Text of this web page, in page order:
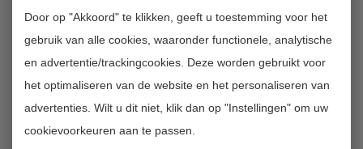
Door op "Akkoord" te klikken, geeft u toestemming voor het
gebruik van alle cookies, waaronder functionele, analytische
en advertentie/trackingcookies. Deze worden gebruikt voor
het optimaliseren van de website en het personaliseren van
advertenties. Wilt u dit niet, klik dan op "Instellingen" om uw
cookievoorkeuren aan te passen.
die vanwege (dreigende) leegstand toe zijn aan
herbestemming. Er kunnen momenteel geen
aanvragen worden ingediend.
TERUG NAAR OVERZICHT